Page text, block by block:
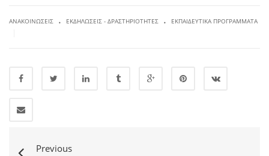
ΑΝΑΚΟΙΝΏΣΕΙΣ . ΕΚΔΗΛΏΣΕΙΣ - ΔΡΑΣΤΗΡΙΌΤΗΤΕΣ . ΕΚΠΑΙΔΕΥΤΙΚΆ ΠΡΟΓΡΆΜΜΑΤΑ
Previous